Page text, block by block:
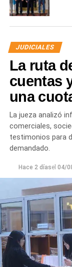
JUDICIALES
La ruta
cuentas
una
La jueza analizó
comerciales,
testimonios para
demandado.
Hace 2 díasel 04/